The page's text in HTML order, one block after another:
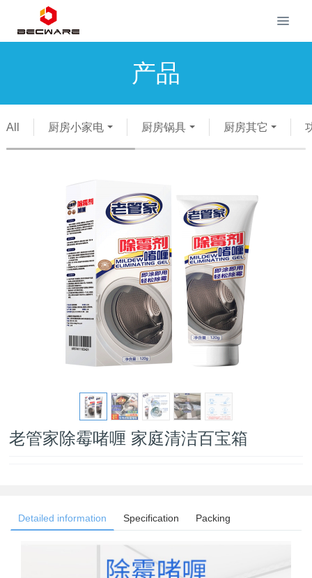
产品
All 厨房小家电 厨房锅具 厨房其它
老管家除霉啫喱 家庭清洁百宝箱
Detailed information Specification Packing